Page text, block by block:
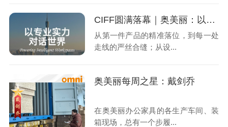
CIFF圆满落幕｜奥美丽：以专业实力，对话世界
从第一件产品的精准落位，到每一处
走线的严丝合缝；从设...
奥美丽每周之星：戴剑乔
在奥美丽办公家具的各生产车间、装
箱现场，总有一个步履...